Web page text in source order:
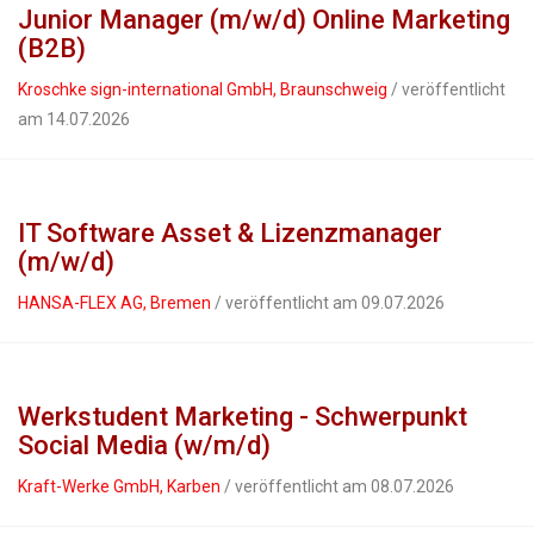
Junior Manager (m/w/d) Online Marketing
(B2B)
Kroschke sign-international GmbH, Braunschweig / veröffentlicht
am 14.07.2026
IT Software Asset & Lizenzmanager
(m/w/d)
HANSA-FLEX AG, Bremen / veröffentlicht am 09.07.2026
Werkstudent Marketing - Schwerpunkt
Social Media (w/m/d)
Kraft-Werke GmbH, Karben / veröffentlicht am 08.07.2026